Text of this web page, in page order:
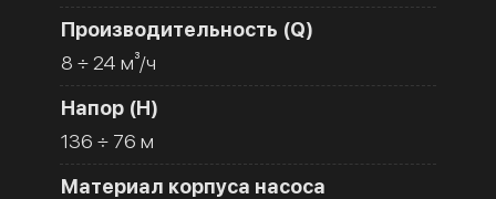
Производительность (Q)
8 ÷ 24 м³/ч
Напор (H)
136 ÷ 76 м
Материал корпуса насоса